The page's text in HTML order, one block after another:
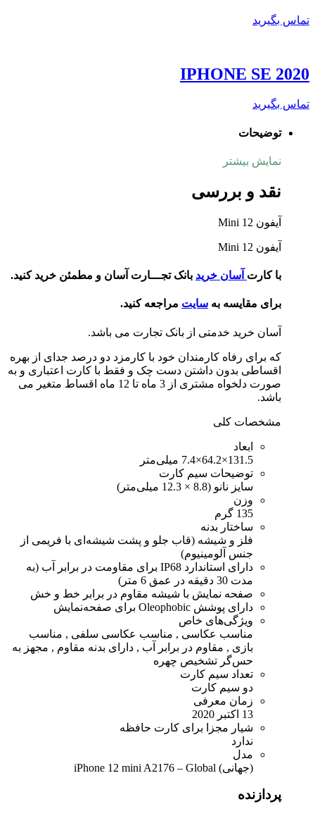
تماس بگیرید
IPHONE SE 2020
تماس بگیرید
توضیحات
نمایش بیشتر
نقد و بررسی
آیفون 12 Mini
آیفون 12 Mini
با کارت آسان خرید بانک تجـــارت آسان و مطمئن خرید کنید.
برای مقایسه به سایت مراجعه کنید.
آسان خرید خدمتی از بانک تجارت می باشد.
که برای رفاه کارمندان خود با کارمزد دو درصد جدای از بهره
اقساطی بدون داشتن دست چک و فقط با کارت اعتباری و به
صورت دلخواه مشتری از 3 ماه تا 12 ماه اقساط متغیر می
باشد.
مشخصات کلی
ابعاد
131.5×64.2×7.4 میلی‌متر
توضیحات سیم کارت
سایز نانو (8.8 × 12.3 میلی‌متر)
وزن
135 گرم
ساختار بدنه
فلز و شیشه (قاب جلو و پشت شیشه‌ای با فریمی از
جنس آلومینیوم)
دارای استاندارد IP68 برای مقاومت در برابر آب (به
مدت 30 دقیقه در عمق 6 متر)
صفحه نمایش با شیشه مقاوم در برابر خط و خش
دارای پوشش Oleophobic برای صفحه‌نمایش
ویژگی‌های خاص
مناسب عکاسی , مناسب عکاسی سلفی , مناسب
بازی , مقاوم در برابر آب , دارای بدنه مقاوم , مجهز به
حس‌گر تشخیص چهره
تعداد سیم کارت
دو سیم کارت
زمان معرفی
13 اکتبر 2020
شیار مجزا برای کارت حافظه
ندارد
مدل
(جهانی) iPhone 12 mini A2176 – Global
پردازنده